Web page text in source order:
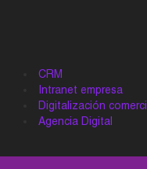
CRM
Intranet empresa
Digitalización
Agencia Digital